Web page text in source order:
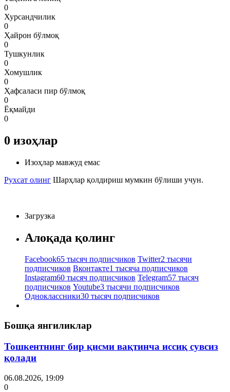
0
Хурсандчилик
0
Ҳайрон бўлмоқ
0
Тушкунлик
0
Хомушлик
0
Ҳафсаласи пир бўлмоқ
0
Ёқмайди
0
0 изоҳлар
Изоҳлар мавжуд емас
Рухсат олинг Шарҳлар қолдириш мумкин бўлиши учун.
Загрузка
Алоқада қолинг
Facebook65 тысяч подписчиков Twitter2 тысячи
подписчиков Вконтакте1 тысяча подписчиков
Instagram60 тысяч подписчиков Telegram57 тысяч
подписчиков Youtube3 тысячи подписчиков
Одноклассники30 тысяч подписчиков
Бошқа янгиликлар
Тошкентнинг бир қисми вақтинча иссиқ сувсиз
қолади
06.08.2026, 19:09
0